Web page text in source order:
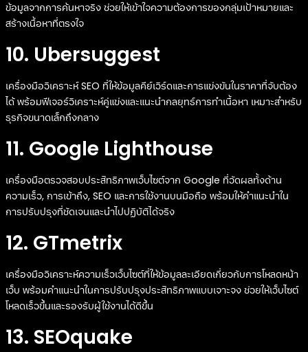
ข้อมูลจากการค้นหาจริง ช่วยให้เข้าใจความต้องการของกลุ่มเป้าหมายและ
สร้างเนื้อหาที่ตรงใจ
10. Ubersuggest
เครื่องมือวิเคราะห์ SEO ที่ให้ข้อมูลคีย์เวิร์ดและการแข่งขันในราคาที่จับต้อง
ได้ พร้อมฟีเจอร์วิเคราะห์คู่แข่งและแนะนำกลยุทธ์การทำเนื้อหา เหมาะสำหรับ
ธุรกิจขนาดเล็กถึงกลาง
11. Google Lighthouse
เครื่องมือตรวจสอบประสิทธิภาพเว็บไซต์จาก Google ที่วัดผลทั้งด้าน
ความเร็ว, การเข้าถึง, SEO และการใช้งานบนมือถือ พร้อมให้คำแนะนำใน
การปรับปรุงที่ชัดเจนและนำไปปฏิบัติได้จริง
12. GTmetrix
เครื่องมือวิเคราะห์ความเร็วเว็บไซต์ที่ให้ข้อมูลละเอียดเกี่ยวกับการโหลดหน้า
เว็บ พร้อมคำแนะนำในการปรับปรุงประสิทธิภาพแบบเจาะจง ช่วยให้เว็บไซต์
โหลดเร็วขึ้นและรองรับผู้ใช้งานได้ดีขึ้น
13. SEOquake